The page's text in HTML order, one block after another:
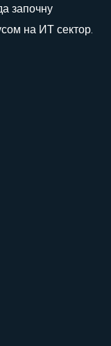
започну
на ИТ сектор.